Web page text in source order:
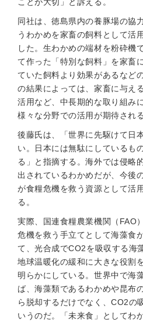
同社は、徳島県内の養豚場の協
うわかめを家畜の飼料として活
した。生わかめの端材を粉砕機
て作った「特別な飼料」を家畜
ていた飼料より効果があるなど
の結果によっては、家畜に与え
活用など、中長期的な取り組み
様々な分野での活用が期待され
後藤氏は、「世界に先駆けて日
い。日本には無駄にしているも
る」と指摘する。海外では侵略
出されているわかめだが、今後
が食糧危機を救う資源として活
る。
実際、国連食糧農業機関（FAO
危機を救う手立てとして海藻食
て、光合成でCO2を吸収する海
地球温暖化の緩和に大きな役割
明らかにしている。世界中で海
ば、海藻類であるわかめや昆布
ら脱却するだけでなく、CO2の
いうのだ。「未来食」としてわ